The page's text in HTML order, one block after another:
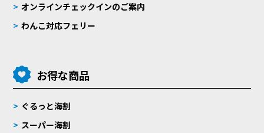
オンラインチェックインのご案内
わんこ対応フェリー
お得な商品
ぐるっと海割
スーパー海割